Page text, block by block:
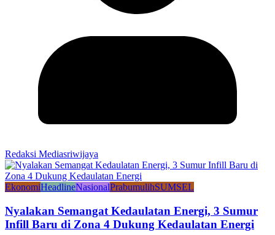
Redaksi Mediasriwijaya
EkonomiHeadlineNasionalPrabumulihSUMSEL
Nyalakan Semangat Kedaulatan Energi, 3 Sumur
Infill Baru di Zona 4 Dukung Kedaulatan Energi